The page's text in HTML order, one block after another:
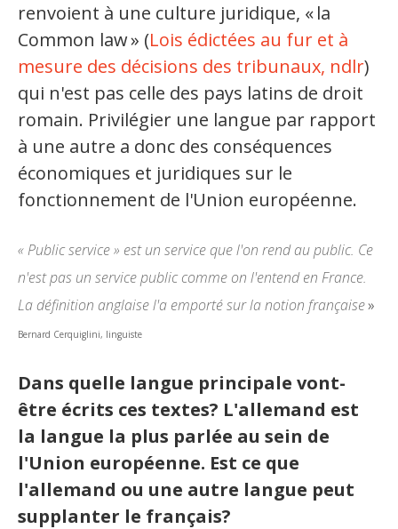
renvoient à une culture juridique, «la
Common law» (Lois édictées au fur et à
mesure des décisions des tribunaux, ndlr)
qui n'est pas celle des pays latins de droit
romain. Privilégier une langue par rapport
à une autre a donc des conséquences
économiques et juridiques sur le
fonctionnement de l'Union européenne.
« Public service» est un service que l'on rend au public. Ce
n'est pas un service public comme on l'entend en France.
La définition anglaise l'a emporté sur la notion française»
Bernard Cerquiglini, linguiste
Dans quelle langue principale vont-
être écrits ces textes? L'allemand est
la langue la plus parlée au sein de
l'Union européenne. Est ce que
l'allemand ou une autre langue peut
supplanter le français?